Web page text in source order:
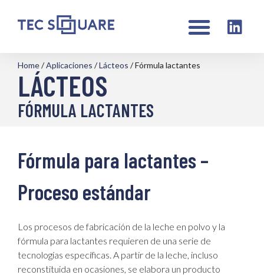
Home/Aplicaciones /Lácteos /Fórmula lactantes
LÁCTEOS
FÓRMULA LACTANTES
Fórmula para lactantes –
Proceso estándar
Los procesos de fabricación de la leche en polvo y la
fórmula para lactantes requieren de una serie de
tecnologías específicas. A partir de la leche, incluso
reconstituida en ocasiones, se elabora un producto